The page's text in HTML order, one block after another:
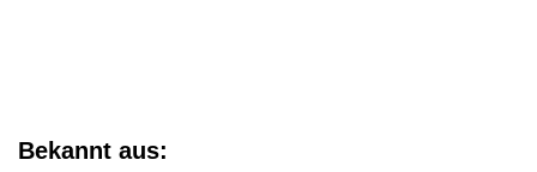
Bekannt aus: